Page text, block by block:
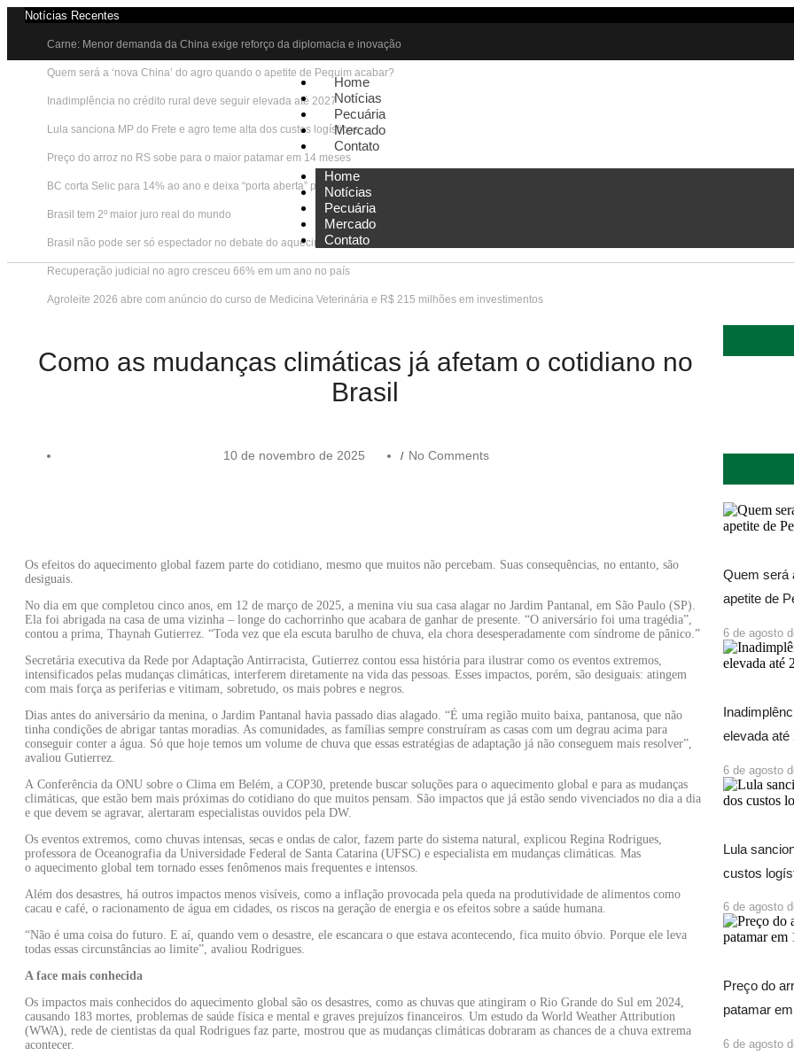
Notícias Recentes
Carne: Menor demanda da China exige reforço da diplomacia e inovação
Quem será a ‘nova China’ do agro quando o apetite de Pequim acabar?
Inadimplência no crédito rural deve seguir elevada até 2027
Lula sanciona MP do Frete e agro teme alta dos custos logísticos
Preço do arroz no RS sobe para o maior patamar em 14 meses
BC corta Selic para 14% ao ano e deixa “porta aberta” para próxima reunião
Brasil tem 2º maior juro real do mundo
Brasil não pode ser só espectador no debate do aquecimento
Recuperação judicial no agro cresceu 66% em um ano no país
Agroleite 2026 abre com anúncio do curso de Medicina Veterinária e R$ 215 milhões em investimentos
Home
Notícias
Pecuária
Mercado
Contato
Home
Notícias
Pecuária
Mercado
Contato
Como as mudanças climáticas já afetam o cotidiano no
Brasil
10 de novembro de 2025 / No Comments
Os efeitos do aquecimento global fazem parte do cotidiano, mesmo que muitos não percebam. Suas consequências, no entanto, são
desiguais.
No dia em que completou cinco anos, em 12 de março de 2025, a menina viu sua casa alagar no Jardim Pantanal, em São Paulo (SP).
Ela foi abrigada na casa de uma vizinha – longe do cachorrinho que acabara de ganhar de presente. “O aniversário foi uma tragédia”,
contou a prima, Thaynah Gutierrez. “Toda vez que ela escuta barulho de chuva, ela chora desesperadamente com síndrome de pânico.”
Secretária executiva da Rede por Adaptação Antirracista, Gutierrez contou essa história para ilustrar como os eventos extremos,
intensificados pelas mudanças climáticas, interferem diretamente na vida das pessoas. Esses impactos, porém, são desiguais: atingem
com mais força as periferias e vitimam, sobretudo, os mais pobres e negros.
Dias antes do aniversário da menina, o Jardim Pantanal havia passado dias alagado. “É uma região muito baixa, pantanosa, que não
tinha condições de abrigar tantas moradias. As comunidades, as famílias sempre construíram as casas com um degrau acima para
conseguir conter a água. Só que hoje temos um volume de chuva que essas estratégias de adaptação já não conseguem mais resolver”,
avaliou Gutierrez.
A Conferência da ONU sobre o Clima em Belém, a COP30, pretende buscar soluções para o aquecimento global e para as mudanças
climáticas, que estão bem mais próximas do cotidiano do que muitos pensam. São impactos que já estão sendo vivenciados no dia a dia
e que devem se agravar, alertaram especialistas ouvidos pela DW.
Os eventos extremos, como chuvas intensas, secas e ondas de calor, fazem parte do sistema natural, explicou Regina Rodrigues,
professora de Oceanografia da Universidade Federal de Santa Catarina (UFSC) e especialista em mudanças climáticas. Mas
o aquecimento global tem tornado esses fenômenos mais frequentes e intensos.
Além dos desastres, há outros impactos menos visíveis, como a inflação provocada pela queda na produtividade de alimentos como
cacau e café, o racionamento de água em cidades, os riscos na geração de energia e os efeitos sobre a saúde humana.
“Não é uma coisa do futuro. E aí, quando vem o desastre, ele escancara o que estava acontecendo, fica muito óbvio. Porque ele leva
todas essas circunstâncias ao limite”, avaliou Rodrigues.
A face mais conhecida
Os impactos mais conhecidos do aquecimento global são os desastres, como as chuvas que atingiram o Rio Grande do Sul em 2024,
causando 183 mortes, problemas de saúde física e mental e graves prejuízos financeiros. Um estudo da World Weather Attribution
(WWA), rede de cientistas da qual Rodrigues faz parte, mostrou que as mudanças climáticas dobraram as chances de a chuva extrema
acontecer.
Quem será
apetite de
6 de agosto
elevada até
6 de agosto
Lula
custos
6 de agosto
Preço do
patamar
6 de agosto